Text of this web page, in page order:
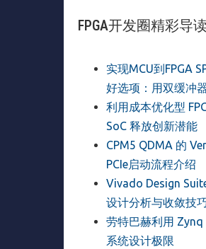
FPGA开发圈精彩导读
实现MCU到FPGA
好选项：用双缓冲器
利用成本优化型
SoC 释放创新潜能
CPM5 QDMA 的
PCIe启动流程介绍
Vivado Design
设计分析与收敛技
劳特巴赫利用 Zynq
系统设计极限